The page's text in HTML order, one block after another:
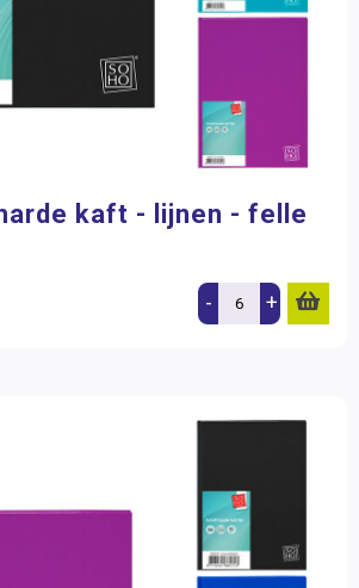
kaft - lijnen - felle
- +